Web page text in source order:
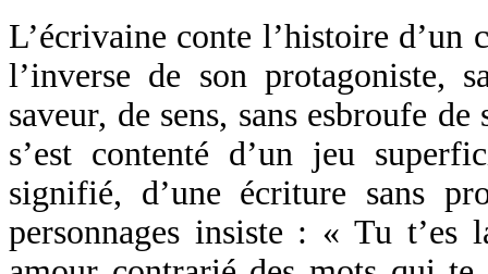
L’écrivaine conte l’histoire d’un
l’inverse de son protagoniste,
saveur, de sens, sans esbroufe
s’est contenté d’un jeu
signifié, d’une écriture sans
personnages insiste : « Tu t’es